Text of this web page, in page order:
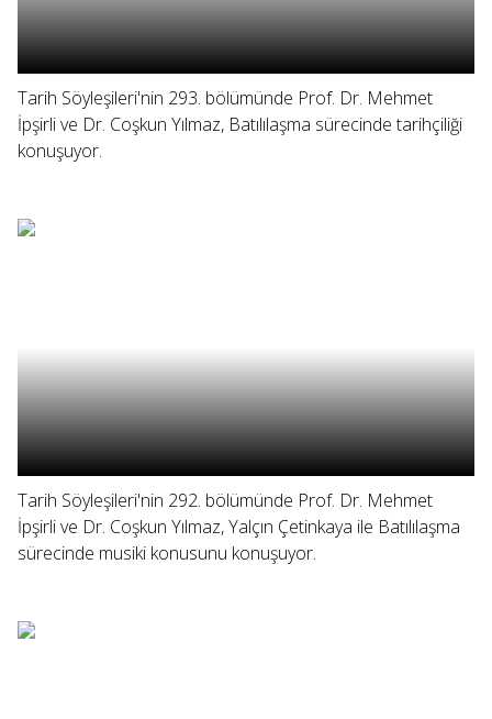
Tarih Söyleşileri'nin 293. bölümünde Prof. Dr. Mehmet
İpşirli ve Dr. Coşkun Yılmaz, Batılılaşma sürecinde tarihçiliği
konuşuyor.
Tarih Söyleşileri'nin 292. bölümünde Prof. Dr. Mehmet
İpşirli ve Dr. Coşkun Yılmaz, Yalçın Çetinkaya ile Batılılaşma
sürecinde musiki konusunu konuşuyor.